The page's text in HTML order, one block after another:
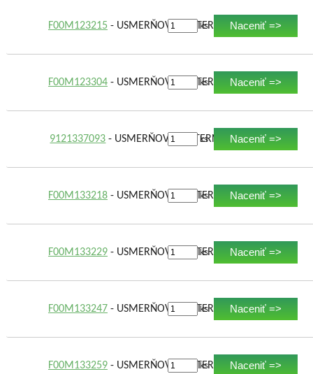
F00M123215 - USMERŇOVAČ ALTERNÁTORA
ks Naceniť =>
F00M123304- USMERŇOVAČ ALTERNÁTORA
ks Naceniť =>
9121337093 - USMERŇOVAČ ALTERNÁTORA
ks Naceniť =>
F00M133218- USMERŇOVAČ ALTERNÁTORA
ks Naceniť =>
F00M133229- USMERŇOVAČ ALTERNÁTORA
ks Naceniť =>
F00M133247- USMERŇOVAČ ALTERNÁTORA
ks Naceniť =>
F00M133259- USMERŇOVAČ ALTERNÁTORA
ks Naceniť =>